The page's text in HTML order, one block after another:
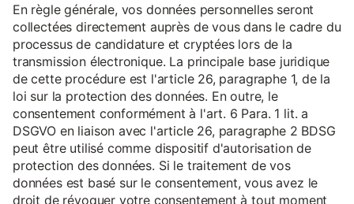
En règle générale, vos données personnelles seront
collectées directement auprès de vous dans le cadre du
processus de candidature et cryptées lors de la
transmission électronique. La principale base juridique
de cette procédure est l'article 26, paragraphe 1, de la
loi sur la protection des données. En outre, le
consentement conformément à l'art. 6 Para. 1 lit. a
DSGVO en liaison avec l'article 26, paragraphe 2 BDSG
peut être utilisé comme dispositif d'autorisation de
protection des données. Si le traitement de vos
données est basé sur le consentement, vous avez le
droit de révoquer votre consentement à tout moment